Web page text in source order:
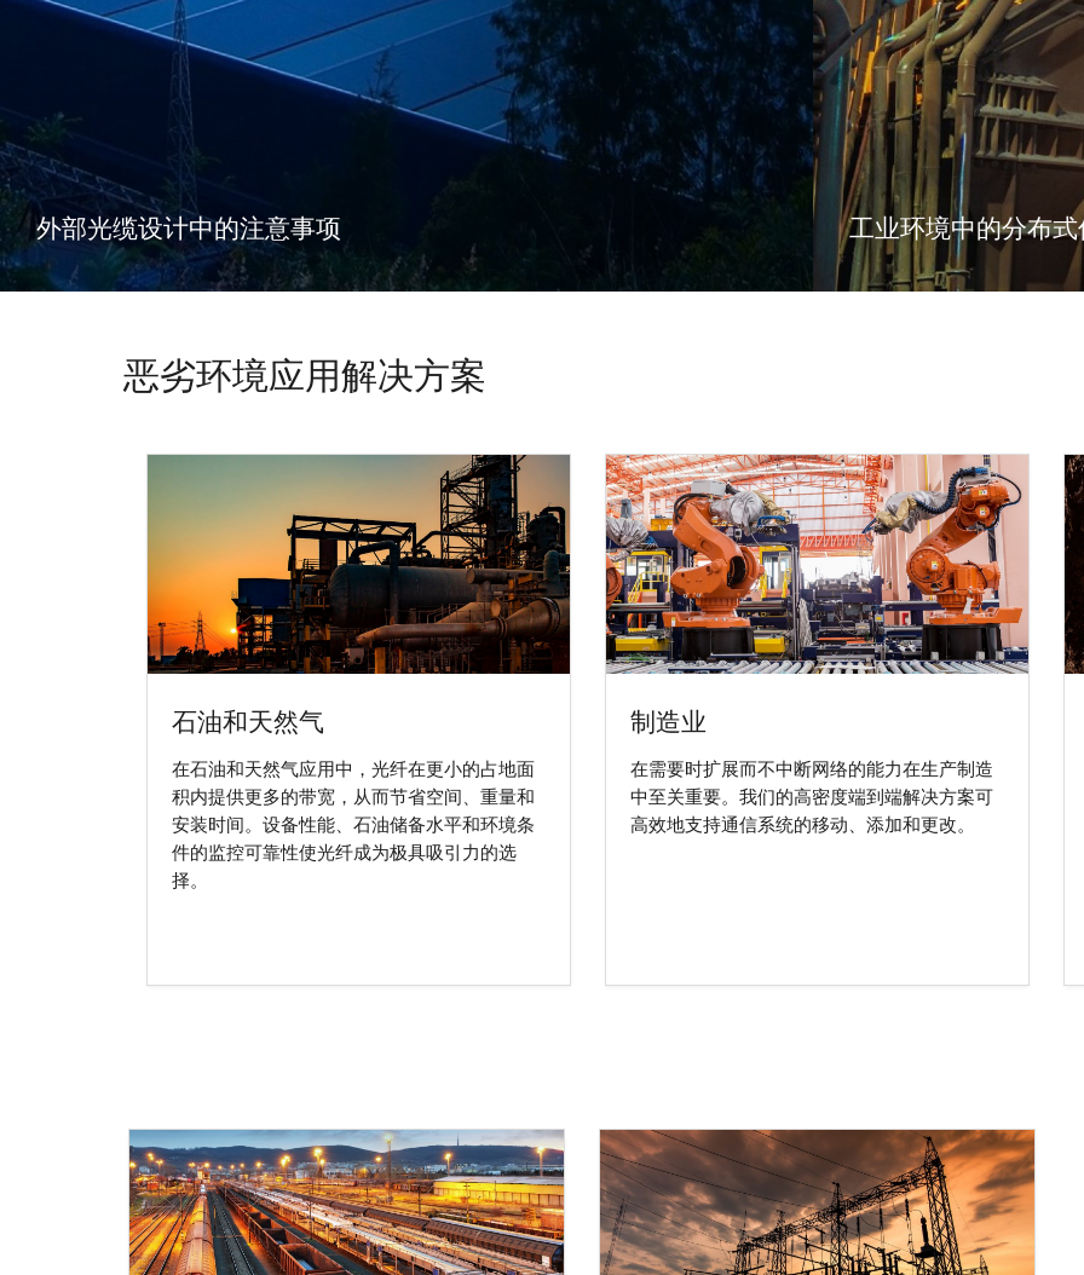
外部光缆设计中的注意事项 工业环境中的分布
恶劣环境应用解决方案
石油和天然气
在石油和天然气应用中，光纤在更小的占地面
积内提供更多的带宽，从而节省空间、重量和
安装时间。设备性能、石油储备水平和环境条
件的监控可靠性使光纤成为极具吸引力的选
择。
制造业
在需要时扩展而不中断网络的能力在生产制造
中至关重要。我们的高密度端到端解决方案可
高效地支持通信系统的移动、添加和更改。